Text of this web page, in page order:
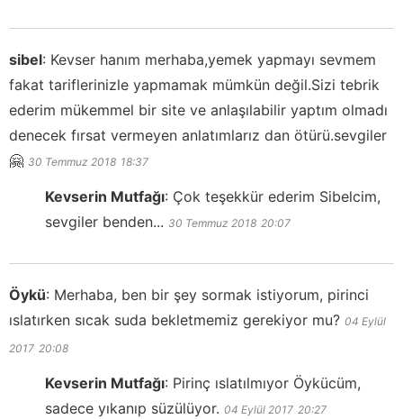
sibel: Kevser hanım merhaba,yemek yapmayı sevmem
fakat tariflerinizle yapmamak mümkün değil.Sizi tebrik
ederim mükemmel bir site ve anlaşılabilir yaptım olmadı
denecek fırsat vermeyen anlatımlarız dan ötürü.sevgiler
🤗 30 Temmuz 2018 18:37
Kevserin Mutfağı: Çok teşekkür ederim Sibelcim,
sevgiler benden... 30 Temmuz 2018 20:07
Öykü: Merhaba, ben bir şey sormak istiyorum, pirinci
ıslatırken sıcak suda bekletmemiz gerekiyor mu? 04 Eylül
2017 20:08
Kevserin Mutfağı: Pirinç ıslatılmıyor Öykücüm,
sadece yıkanıp süzülüyor. 04 Eylül 2017 20:27